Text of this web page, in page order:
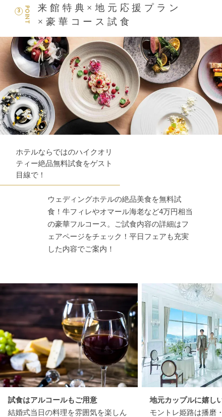
POINT
3
来館特典×地元応援プラン
×豪華コース試食
ホテルならではのハイクオリ
ティー絶品無料試食をゲスト
目線で！
ウェディングホテルの絶品美食を無料試
食！牛フィレやオマール海老など4万円相当
の豪華フルコース。ご試食内容の詳細はフ
ェアページをチェック！平日フェアも充実
した内容でご案内！
試食はアルコールもご用意
結婚式当日の料理を雰囲気を楽しん
地元カップルに嬉し
モントレ姫路は播磨